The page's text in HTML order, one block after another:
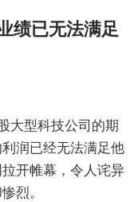
绩已无法满足
大型科技公司的期
润已经无法满足他
开帷幕，令人诧异
烈。